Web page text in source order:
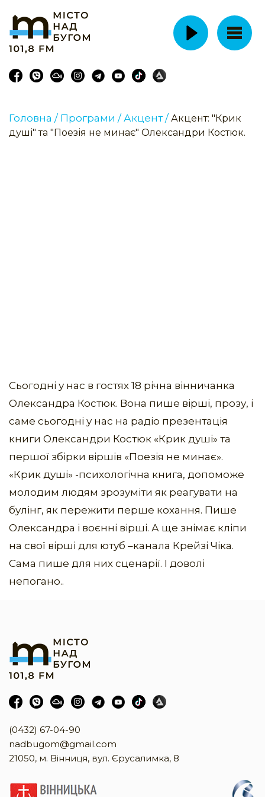
Головна / Програми / Акцент / Акцент: "Крик
душі" та "Поезія не минає" Олександри Костюк.
Сьогодні у нас в гостях 18 річна вінничанка
Олександра Костюк. Вона пише вірші, прозу, і
саме сьогодні у нас на радіо презентація
книги Олександри Костюк «Крик душі» та
першої збірки віршів «Поезія не минає».
«Крик душі» -психологічна книга, допоможе
молодим людям зрозуміти як реагувати на
булінг, як пережити перше кохання. Пише
Олександра і воєнні вірші. А ще знімає кліпи
на свої вірші для ютуб –канала Крейзі Чіка.
Сама пише для них сценарії. І доволі
непогано..
(0432) 67-04-90
nadbugom@gmail.com
21050, м. Вінниця, вул. Єрусалимка, 8